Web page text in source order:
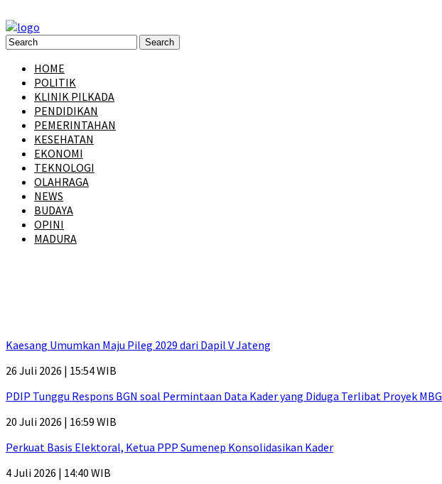
HOME
POLITIK
KLINIK PILKADA
PENDIDIKAN
PEMERINTAHAN
KESEHATAN
EKONOMI
TEKNOLOGI
OLAHRAGA
NEWS
BUDAYA
OPINI
MADURA
Kaesang Umumkan Maju Pileg 2029 dari Dapil V Jateng
26 Juli 2026 | 15:54 WIB
PDIP Tunggu Respons BGN soal Permintaan Data Kader yang Diduga Terlibat Proyek MBG
20 Juli 2026 | 16:59 WIB
Perkuat Basis Elektoral, Ketua PPP Sumenep Konsolidasikan Kader
4 Juli 2026 | 14:40 WIB